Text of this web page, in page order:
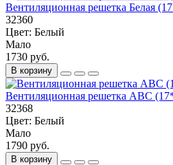
Вентиляционная решетка Белая
32360
Цвет: Белый
Мало
1730 руб.
В корзину
Вентиляционная решетка АВС
32368
Цвет: Белый
Мало
1790 руб.
В корзину